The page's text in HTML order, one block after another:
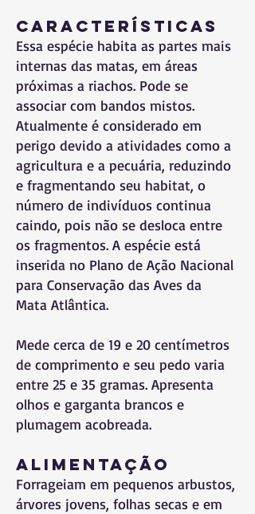
Características
Essa espécie habita as partes mais
internas das matas, em áreas
próximas a riachos. Pode se
associar com bandos mistos.
Atualmente é considerado em
perigo devido a atividades como a
agricultura e a pecuária, reduzindo
e fragmentando seu habitat, o
número de indivíduos continua
caindo, pois não se desloca entre
os fragmentos. A espécie está
inserida no Plano de Ação Nacional
para Conservação das Aves da
Mata Atlântica.
Mede cerca de 19 e 20 centímetros
de comprimento e seu pedo varia
entre 25 e 35 gramas. Apresenta
olhos e garganta brancos e
plumagem acobreada.
Alimentação
Forrageiam em pequenos arbustos,
árvores jovens, folhas secas e em